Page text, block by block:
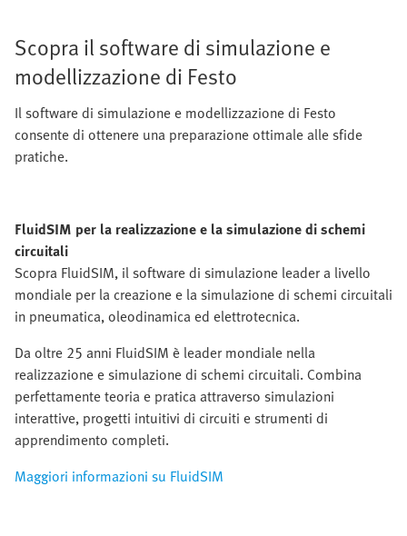
Scopra il software di simulazione e
modellizzazione di Festo
Il software di simulazione e modellizzazione di Festo
consente di ottenere una preparazione ottimale alle sfide
pratiche.
FluidSIM per la realizzazione e la simulazione di schemi
circuitali
Scopra FluidSIM, il software di simulazione leader a livello
mondiale per la creazione e la simulazione di schemi circuitali
in pneumatica, oleodinamica ed elettrotecnica.
Da oltre 25 anni FluidSIM è leader mondiale nella
realizzazione e simulazione di schemi circuitali. Combina
perfettamente teoria e pratica attraverso simulazioni
interattive, progetti intuitivi di circuiti e strumenti di
apprendimento completi.
Maggiori informazioni su FluidSIM